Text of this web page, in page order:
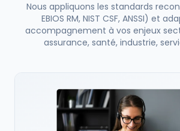
Nous appliquons les standards
EBIOS RM, NIST CSF, ANSSI) et
accompagnement à vos enjeux
assurance, santé, industrie,